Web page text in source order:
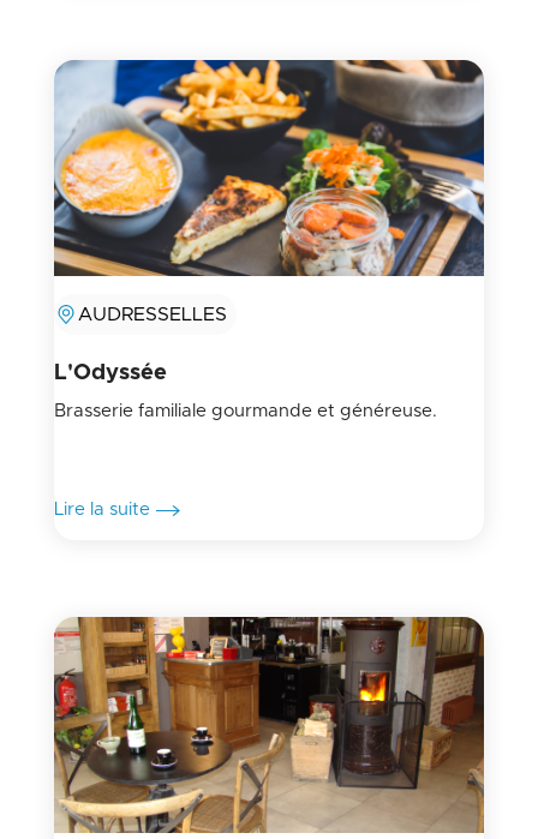
AUDRESSELLES
L'Odyssée
Brasserie familiale gourmande et généreuse.
Lire la suite